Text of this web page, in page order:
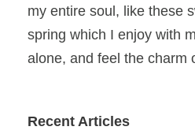
my entire soul, like these
spring which I enjoy with
alone, and feel the charm
Recent Articles